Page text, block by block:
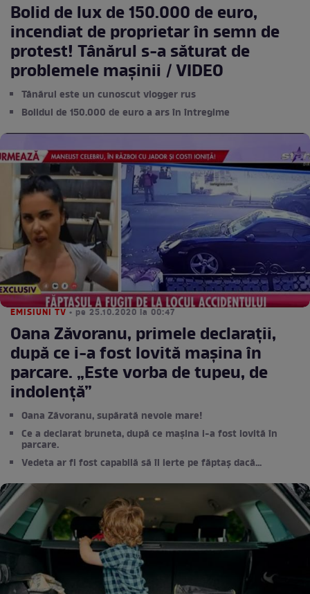
Bolid de lux de 150.000 de euro,
incendiat de proprietar în semn de
protest! Tânărul s-a săturat de
problemele mașinii / VIDEO
Tânărul este un cunoscut vlogger rus
Bolidul de 150.000 de euro a ars în întregime
EMISIUNI TV • pe 25.10.2020 la 00:47
Oana Zăvoranu, primele declarații,
după ce i-a fost lovită mașina în
parcare. „Este vorba de tupeu, de
indolență”
Oana Zăvoranu, supărată nevoie mare!
Ce a declarat bruneta, după ce mașina i-a fost lovită în
parcare.
Vedeta ar fi fost capabilă să îl ierte pe făptaș dacă...